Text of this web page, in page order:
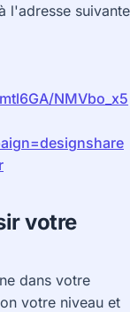
l'adresse suivante
NMVbo_x5
votre
dans votre
votre niveau et